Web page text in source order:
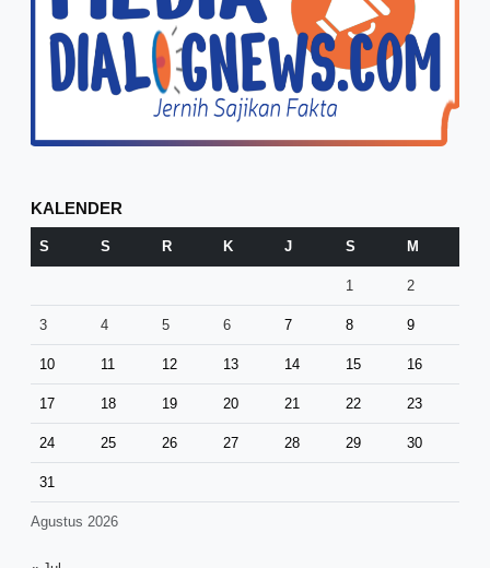
KALENDER
Agustus 2026
S S R K J S M
1 2
3 4 5 6 7 8 9
10 11 12 13 14 15 16
17 18 19 20 21 22 23
24 25 26 27 28 29 30
31